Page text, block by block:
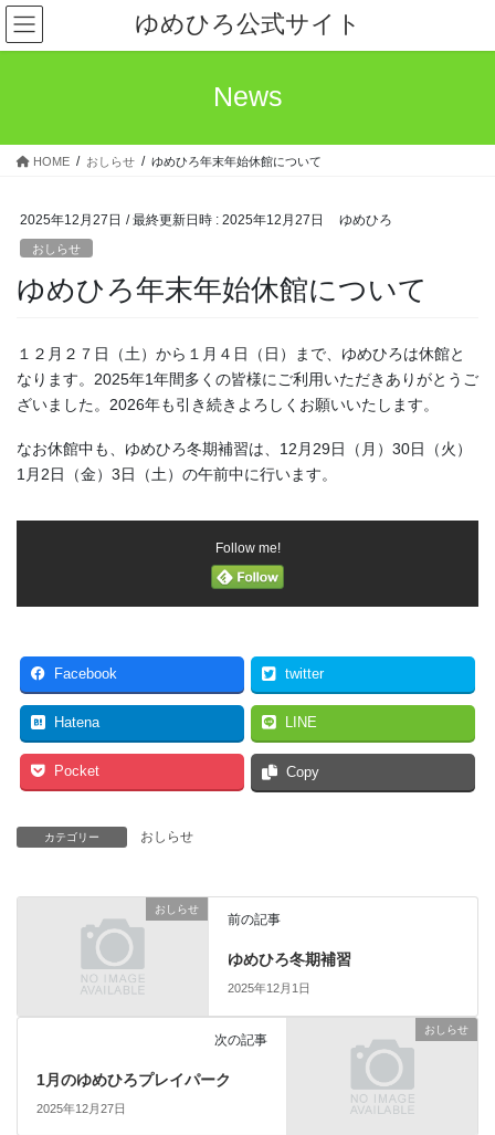
コ
ン
テ
ス
ナ
ビ
ゲ
ン
ゆめひろ公式サイト
News
HOME おしらせ ゆめひろ年末年始休館について
2025年12月27日 / 最終更新日時 : 2025年12月27日 ゆめひろ
おしらせ
ゆめひろ年末年始休館について
１２月２７日（土）から１月４日（日）まで、ゆめひろは休館と
なります。2025年1年間多くの皆様にご利用いただきありがとうご
ざいました。2026年も引き続きよろしくお願いいたします。
なお休館中も、ゆめひろ冬期補習は、12月29日（月）30日（火）
1月2日（金）3日（土）の午前中に行います。
Follow me!
Facebook twitter
Hatena LINE
Pocket Copy
カテゴリー おしらせ
おしらせ
前の記事
ゆめひろ冬期補習
2025年12月1日
おしらせ
次の記事
1月のゆめひろプレイパーク
2025年12月27日